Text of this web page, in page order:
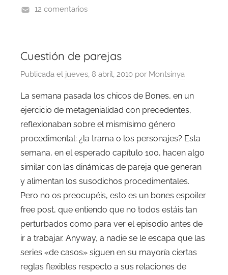
12 comentarios
Cuestión de parejas
Publicada el jueves, 8 abril, 2010 por Montsinya
La semana pasada los chicos de Bones, en un
ejercicio de metagenialidad con precedentes,
reflexionaban sobre el mismísimo género
procedimental: ¿la trama o los personajes? Esta
semana, en el esperado capítulo 100, hacen algo
similar con las dinámicas de pareja que generan
y alimentan los susodichos procedimentales.
Pero no os preocupéis, esto es un bones espoiler
free post, que entiendo que no todos estáis tan
perturbados como para ver el episodio antes de
ir a trabajar. Anyway, a nadie se le escapa que las
series «de casos» siguen en su mayoría ciertas
reglas flexibles respecto a sus relaciones de